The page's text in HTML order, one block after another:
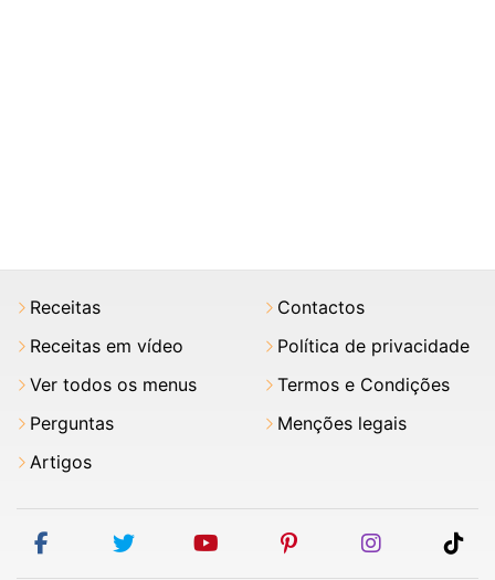
Receitas
Receitas em vídeo
Ver todos os menus
Perguntas
Artigos
Contactos
Política de privacidade
Termos e Condições
Menções legais
facebooktwitter youtubepinterestinstagram